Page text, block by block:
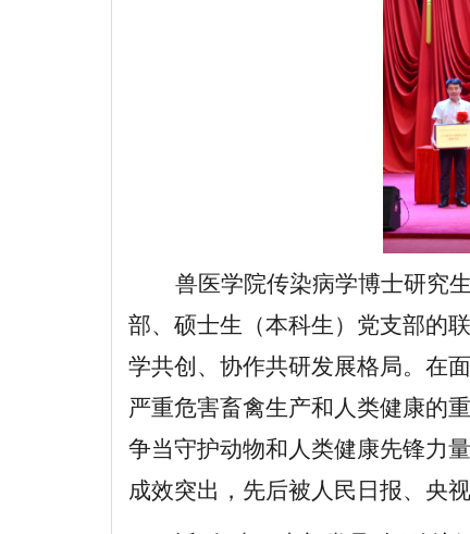
兽医学院传染病学博士研究
部、硕士生（本科生）党支部的
学共创、协作共研发展格局。在
严重危害畜禽生产和人类健康的
争当守护动物和人类健康先锋力
成效突出，先后被人民日报、央